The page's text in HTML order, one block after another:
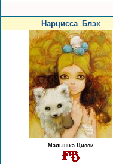
Нарцисса_Блэк
Малышка Цисси